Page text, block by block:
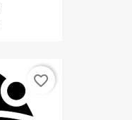
favorite_border